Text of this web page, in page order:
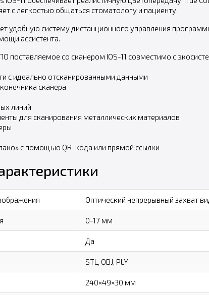
с легкостью общаться стоматологу и пациенту.
удобную систему дистанционного управления
ассистента.
поставляемое со сканером IOS-11 совместимо с
с идеально отсканированными данными
сканера
линий
для сканирования металлических материалов
с помощью QR-кода или прямой ссылки
Оптический непрерывный захват
0-17 мм
Да
STL, OBJ, PLY
240×49×30 мм